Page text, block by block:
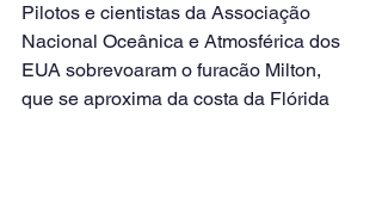
Pilotos e cientistas da Associação
Nacional Oceânica e Atmosférica dos
EUA sobrevoaram o furacão Milton,
que se aproxima da costa da Flórida